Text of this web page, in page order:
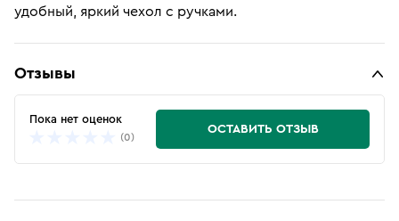
удобный, яркий чехол с ручками.
Отзывы
Пока нет оценок
(0)
ОСТАВИТЬ ОТЗЫВ